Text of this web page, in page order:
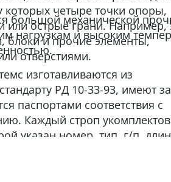
которых четыре точки опоры,
или острые грани. Например,
блоки и прочие элементы,
отверстиями.
большой механической
нагрузкам и высоким
изготавливаются из
РД 10-33-93, имеют
паспортами соответствия с
Каждый строп
указан номер, тип, г/п,
и наименование